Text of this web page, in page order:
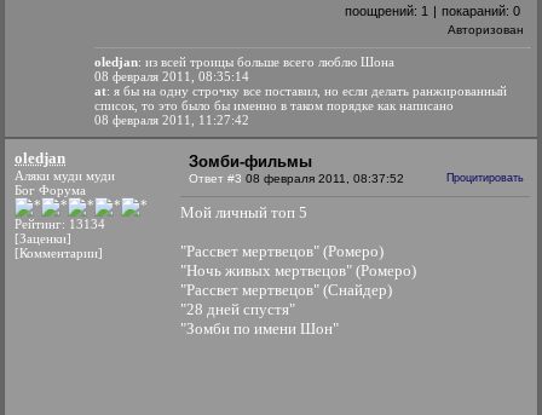
поощрений: 1 | покараний: 0
Авторизован
oledjan: из всей троицы больше всего люблю Шона
08 февраля 2011, 08:35:14
at: я бы на одну строчку все поставил, но если делать ранжированный
список, то это было бы именно в таком порядке как написано
08 февраля 2011, 11:27:42
oledjan
Аляки муди муди
Бог Форума
Рейтинг: 13134
[Заценки]
[Комментарии]
Зомби-фильмы
Ответ #3 08 февраля 2011, 08:37:52 Процитировать
Мой личный топ 5
"Рассвет мертвецов" (Ромеро)
"Ночь живых мертвецов" (Ромеро)
"Рассвет мертвецов" (Снайдер)
"28 дней спустя"
"Зомби по имени Шон"